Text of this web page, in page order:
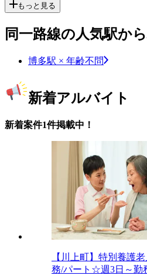
もっと見る
同一路線の人気駅か
博多駅 × 年齢不問
新着アルバイト
新着案件1件掲載中！
【川上町】特別養護
務/パート☆週3日～勤